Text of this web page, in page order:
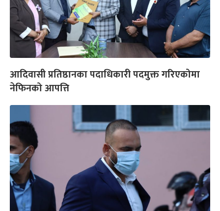
आदिवासी प्रतिष्ठानका पदाधिकारी पदमुक्त गरिएकोमा
नेफिनको आपत्ति